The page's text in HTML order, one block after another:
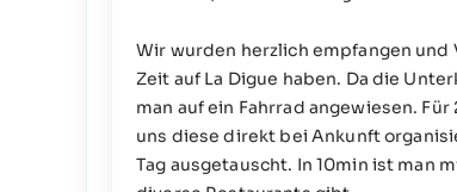
Wir wurden herzlich empfangen
Zeit auf La Digue haben. Da die
man auf ein Fahrrad angewiesen.
uns diese direkt bei Ankunft
Tag ausgetauscht. In 10min ist man